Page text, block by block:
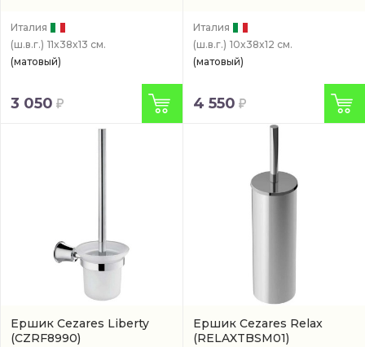
Италия
(ш.в.г.) 11x38x13 см.
(матовый)
3 050
Италия
(ш.в.г.) 10x38x12 см.
(матовый)
4 550
Ершик Cezares Liberty
(CZRF8990)
Ершик Cezares Relax
(RELAXTBSM01)